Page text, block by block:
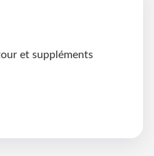
et suppléments